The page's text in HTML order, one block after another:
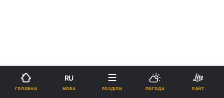
ГОЛОВНА
RU
МОВА РОЗДІЛИ ПОГОДА ЛАЙТ